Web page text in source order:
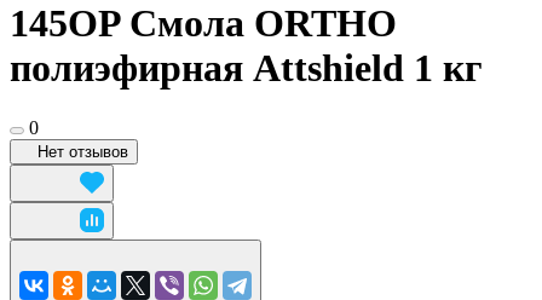
145OP Смола ORTHO
полиэфирная Attshield 1 кг
0
Нет отзывов